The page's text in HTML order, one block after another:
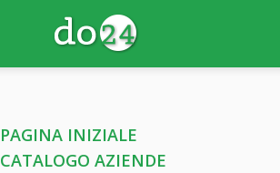
PAGINA INIZIALE
CATALOGO AZIENDE